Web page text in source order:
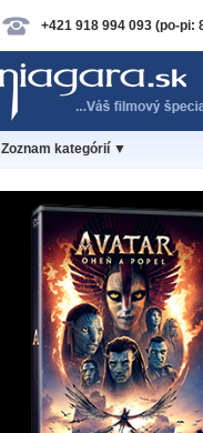
+421 918 994 093 (po-pi:
Zoznam kategórií ▼